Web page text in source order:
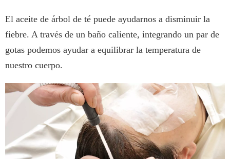
El aceite de árbol de té puede ayudarnos a disminuir la
fiebre. A través de un baño caliente, integrando un par de
gotas podemos ayudar a equilibrar la temperatura de
nuestro cuerpo.